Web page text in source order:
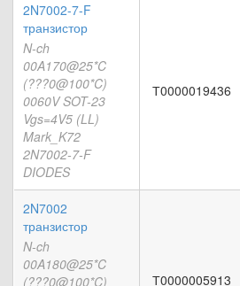
2N7002-7-F
транзистор
N-ch
00A170@25*C
(???0@100*C)
0060V SOT-23
Vgs=4V5 (LL)
Mark_K72
2N7002-7-F
DIODES
Т0000019436
2N7002
транзистор
N-ch
00A180@25*C
(???0@100*C)
Т0000005913